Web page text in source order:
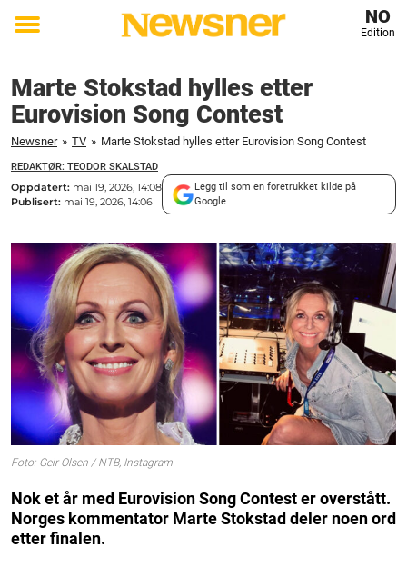
Toggle
NO
Edition
Marte Stokstad hylles etter
Eurovision Song Contest
Newsner » TV » Marte Stokstad hylles etter Eurovision Song Contest
REDAKTØR: TEODOR SKALSTAD
Oppdatert: mai 19, 2026, 14:08
Publisert: mai 19, 2026, 14:06
Legg til som en foretrukket kilde på
Google
Foto: Geir Olsen / NTB, Instagram
Nok et år med Eurovision Song Contest er overstått.
Norges kommentator Marte Stokstad deler noen ord
etter finalen.